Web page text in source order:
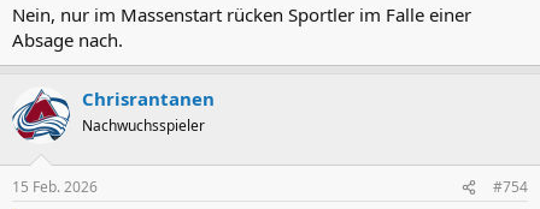
Nein, nur im Massenstart rücken Sportler im Falle einer
Absage nach.
Chrisrantanen
Nachwuchsspieler
15 Feb. 2026 #754